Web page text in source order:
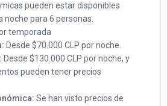
pueden estar disponibles
noche para 6 personas.
temporada
Desde $70.000 CLP por noche.
Desde $130.000 CLP por noche, y
pueden tener precios
Se han visto precios de